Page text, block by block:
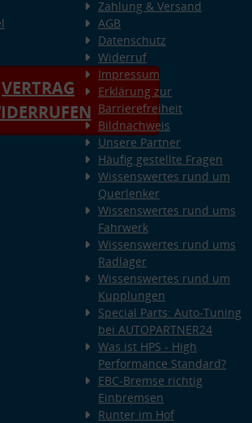
VERTRAG
Zahlung & Versand
AGB
Datenschutz
Widerruf
Impressum
Erklärung zur
Barrierefreiheit
Bildnachweis
Unsere Partner
Häufig gestellte Fragen
Wissenswertes rund um
Querlenker
Wissenswertes rund ums
Fahrwerk
Wissenswertes rund ums
Radlager
Wissenswertes rund um
Kupplungen
Special Parts: Auto-Tuning
bei AUTOPARTNER24
Was ist HPS - High
Performance Standard?
EBC-Bremse richtig
Einbremsen
Runter im Hof